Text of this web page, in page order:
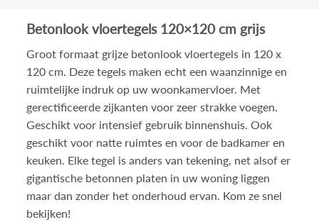
Betonlook vloertegels 120×120 cm grijs
Groot formaat grijze betonlook vloertegels in 120 x
120 cm. Deze tegels maken echt een waanzinnige en
ruimtelijke indruk op uw woonkamervloer. Met
gerectificeerde zijkanten voor zeer strakke voegen.
Geschikt voor intensief gebruik binnenshuis. Ook
geschikt voor natte ruimtes en voor de badkamer en
keuken. Elke tegel is anders van tekening, net alsof er
gigantische betonnen platen in uw woning liggen
maar dan zonder het onderhoud ervan. Kom ze snel
bekijken!